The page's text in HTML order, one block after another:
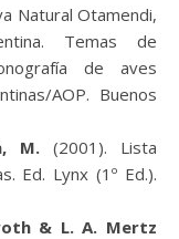
Natural Otamendi,
Temas de
de aves
AOP. Buenos
M.(2001). Lista
Ed. Lynx (1º Ed.).
& L. A. Mertz